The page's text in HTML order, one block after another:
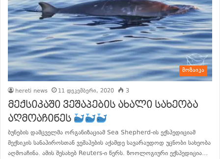
მოზაიკა
hereti news 11 დეკემბერი, 2020 3
მექსიკაში ვეშაპების ახალი სახეობა
აღმოაჩინეს
ბუნების დამცველმა ორგანიზაციამ Sea Shepherd-ის ექსპედიციამ
მექსიკის სანაპიროსთან ვეშაპების აქამდე სავარაუდოდ უცნობი სახეობა
აღმოაჩინა. ამის შესახებ Reuters-ი წერს. ზოოლოგიური ექსპედიცია…